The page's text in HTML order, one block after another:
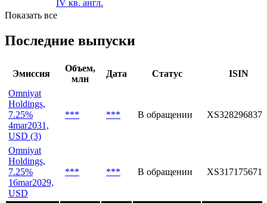
IV кв. англ.
Показать все
Последние выпуски
Эмиссия
Объем,
млн
Дата Статус
ISIN
Omniyat
Holdings,
7.25%
4mar2031,
USD (3)
*** *** В обращении XS3282968372
Omniyat
Holdings,
7.25%
16mar2029,
USD
*** *** В обращении XS3171756714